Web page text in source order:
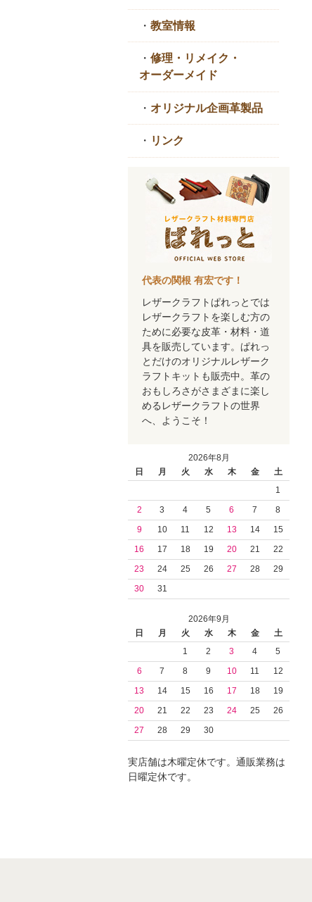
・ 教室情報
・ 修理・リメイク・
オーダーメイド
・ オリジナル企画革製品
・ リンク
代表の関根 有宏です！
レザークラフトぱれっとでは
レザークラフトを楽しむ方の
ために必要な皮革・材料・道
具を販売しています。ぱれっ
とだけのオリジナルレザーク
ラフトキットも販売中。革の
おもしろさがさまざまに楽し
めるレザークラフトの世界
へ、ようこそ！
2026年8月
日
月 火 水 木 金
土
1
2
3 4 5 6 7
8
9
10 11 12 13 14
15
16
17 18 19 20 21
22
23
24 25 26 27 28
29
30
31
2026年9月
日
月 火 水 木 金
土
1
2 3 4
5
6
7 8 9 10 11
12
13
14 15 16 17 18
19
20
21 22 23 24 25
26
27
28 29 30
実店舗は木曜定休です。通販業務は
日曜定休です。